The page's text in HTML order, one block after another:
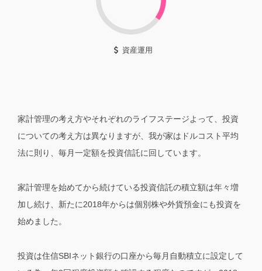
資産運用
家計管理の考え方やそれぞれのライフステージよって、投資
についての考え方は異なりますが、我が家はドルコスト平均
法に則り、毎月一定額を投資信託に回しています。
家計管理を始めてから続けている投資信託の積立額は年々増
加し続け、新たに2018年からは個別株や外貨預金にも投資を
始めました。
投資は住信SBIネット銀行の口座から毎月自動積立に設定して